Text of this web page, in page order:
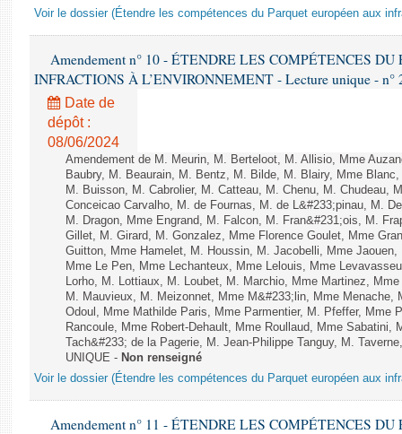
Voir le dossier (Étendre les compétences du Parquet européen aux
Amendement n° 10 - ÉTENDRE LES COMPÉTENCES
INFRACTIONS À L’ENVIRONNEMENT - Lecture unique - n°
Date de
dépôt :
08/06/2024
Amendement de M. Meurin, M. Berteloot, M. Allisio, Mme
Baubry, M. Beaurain, M. Bentz, M. Bilde, M. Blairy, Mme
M. Buisson, M. Cabrolier, M. Catteau, M. Chenu, M. Chudeau,
Conceicao Carvalho, M. de Fournas, M. de L&#233;pinau, M.
M. Dragon, Mme Engrand, M. Falcon, M. Fran&#231;ois, M.
Gillet, M. Girard, M. Gonzalez, Mme Florence Goulet, Mme
Guitton, Mme Hamelet, M. Houssin, M. Jacobelli, Mme
Mme Le Pen, Mme Lechanteux, Mme Lelouis, Mme
Lorho, M. Lottiaux, M. Loubet, M. Marchio, Mme Martinez,
M. Mauvieux, M. Meizonnet, Mme M&#233;lin, Mme Menache,
Odoul, Mme Mathilde Paris, Mme Parmentier, M. Pfeffer, Mme
Rancoule, Mme Robert-Dehault, Mme Roullaud, Mme
Tach&#233; de la Pagerie, M. Jean-Philippe Tanguy, M.
UNIQUE - Non renseigné
Voir le dossier (Étendre les compétences du Parquet européen aux
Amendement n° 11 - ÉTENDRE LES COMPÉTENCES